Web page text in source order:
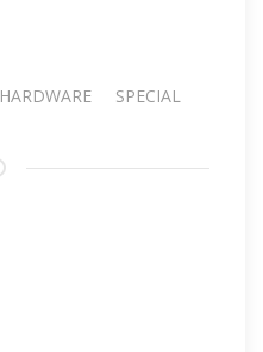
HARDWARE SPECIAL